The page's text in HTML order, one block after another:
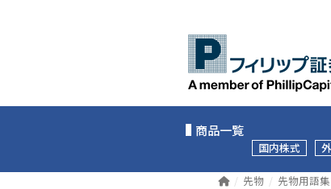
商品一覧
国内株式
先物 先物用語集